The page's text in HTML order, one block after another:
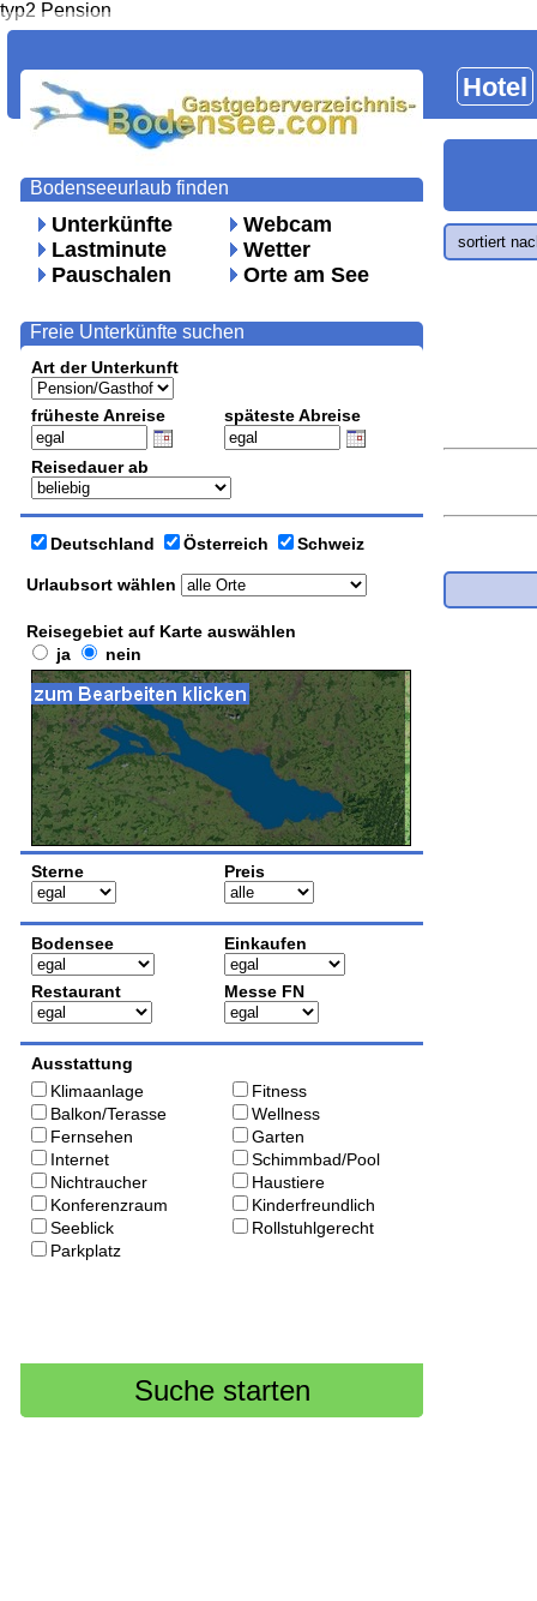
typ2 Pension
Unterkünfte
Lastminute
Pauschalen
Webcam
Wetter
Orte am See
Bodenseeurlaub finden
Art der Unterkunft
früheste Anreise späteste Abreise
Reisedauer ab
Urlaubsort wählen
Deutschland Österreich Schweiz
Reisegebiet auf Karte auswählen
ja
nein
Sterne Preis
Bodensee Einkaufen
Restaurant Messe FN
Ausstattung
Klimaanlage
Balkon/Terasse
Fernsehen
Internet
Nichtraucher
Konferenzraum
Seeblick
Parkplatz
Fitness
Wellness
Garten
Schimmbad/Pool
Haustiere
Kinderfreundlich
Rollstuhlgerecht
Freie Unterkünfte suchen
Hotel
sortiert